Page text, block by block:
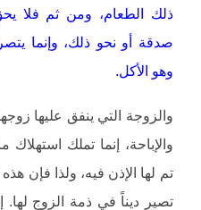
ذلك الطعام، ومن ثم فلا
صدقة أو نحو ذلك، وإنما
وهو الأكل.
والزوجة التي ينفق عليها
والإباحة، إنما تملك
تم لها الإذن فيه، ولذا فإن
تصير ديناً في ذمة الزوج لها.